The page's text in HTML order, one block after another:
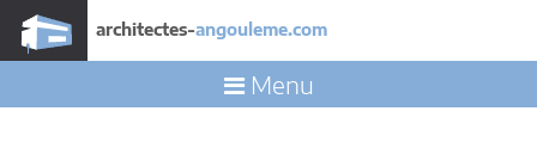
architectes-angouleme.com
Menu